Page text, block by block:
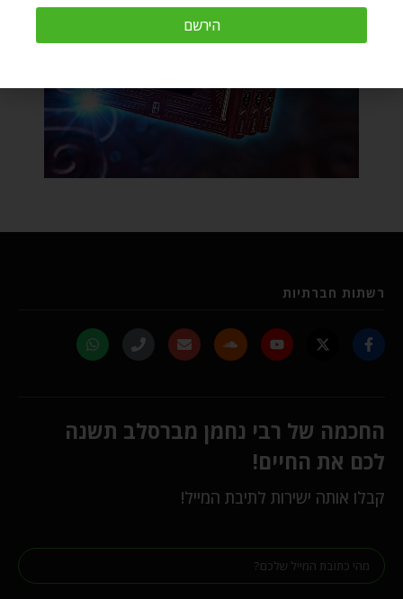
רשתות חברתיות
החכמה של רבי נחמן מברסלב תשנה
לכם את החיים!
קבלו אותה ישירות לתיבת המייל!
הירשם